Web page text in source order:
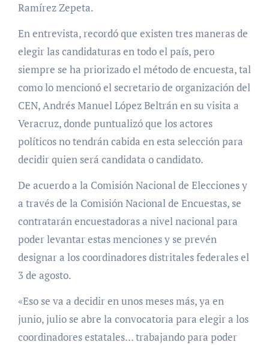
Ramírez Zepeta.
En entrevista, recordó que existen tres maneras de
elegir las candidaturas en todo el país, pero
siempre se ha priorizado el método de encuesta, tal
como lo mencionó el secretario de organización del
CEN, Andrés Manuel López Beltrán en su visita a
Veracruz, donde puntualizó que los actores
políticos no tendrán cabida en esta selección para
decidir quien será candidata o candidato.
De acuerdo a la Comisión Nacional de Elecciones y
a través de la Comisión Nacional de Encuestas, se
contratarán encuestadoras a nivel nacional para
poder levantar estas menciones y se prevén
designar a los coordinadores distritales federales el
3 de agosto.
«Eso se va a decidir en unos meses más, ya en
junio, julio se abre la convocatoria para elegir a los
coordinadores estatales… trabajando para poder